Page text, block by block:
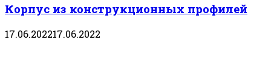
Корпус из конструкционных профилей
17.06.202217.06.2022